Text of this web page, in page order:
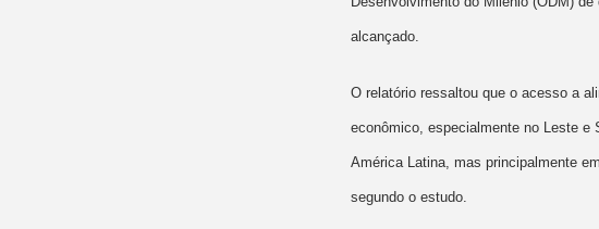
alcançado.
O relatório ressaltou que o acesso a
econômico, especialmente no Leste
América Latina, mas principalmente
segundo o estudo.